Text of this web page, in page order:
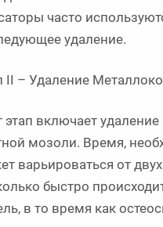
часто
удаление.
II – Удаление
этап включает
мозоли. Время,
варьироваться от
быстро
в то время как